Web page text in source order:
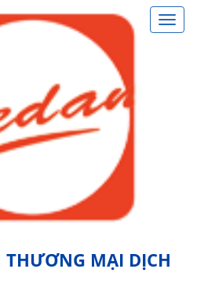
Toggle
THƯƠNG MẠI DỊCH